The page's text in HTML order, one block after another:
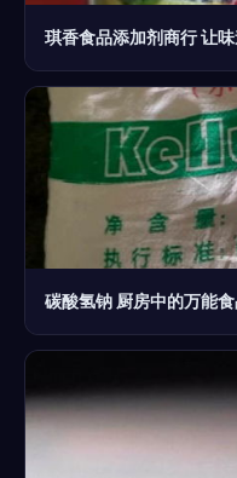
琪香食品添加剂商行 让
碳酸氢钠 厨房中的万能